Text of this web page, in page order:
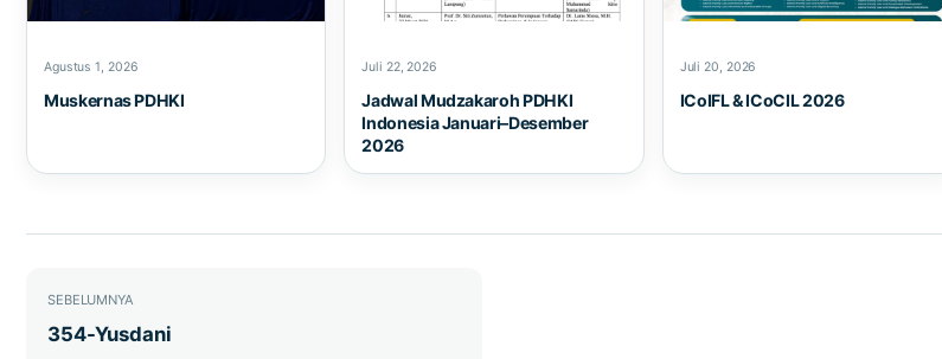
Agustus 1, 2026
Muskernas PDHKI
Juli 22, 2026
Jadwal Mudzakaroh PDHKI
Indonesia Januari–Desember
2026
Juli 20, 2026
ICoIFL & ICoCIL 2026
Navigasi pos
SEBELUMNYA
354-Yusdani